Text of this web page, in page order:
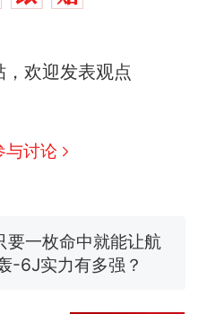
，欢迎发表观点
讨论
，公平么？
行绕了几乎整个国境
还曾两次到中国寻根
卖不动，40万以上
要一枚命中就能让航
-6J实力有多强？